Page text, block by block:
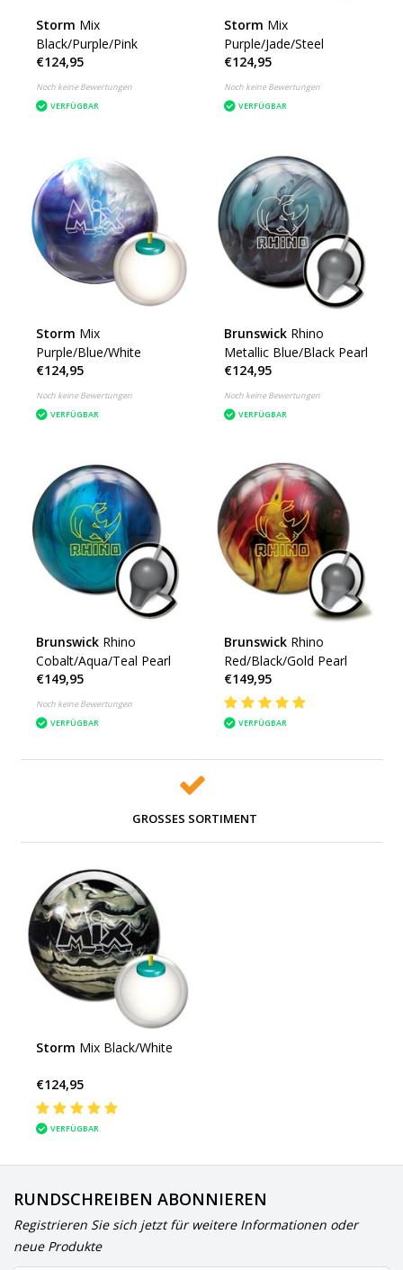
Storm Mix
Black/Purple/Pink
€124,95
Noch keine Bewertungen
VERFÜGBAR
Storm Mix
Purple/Jade/Steel
€124,95
Noch keine Bewertungen
VERFÜGBAR
Storm Mix
Purple/Blue/White
€124,95
Noch keine Bewertungen
VERFÜGBAR
Brunswick Rhino
Metallic Blue/Black Pearl
€124,95
Noch keine Bewertungen
VERFÜGBAR
Brunswick Rhino
Cobalt/Aqua/Teal Pearl
€149,95
Noch keine Bewertungen
VERFÜGBAR
Brunswick Rhino
Red/Black/Gold Pearl
€149,95
VERFÜGBAR
GROSSES SORTIMENT
Storm Mix Black/White
€124,95
VERFÜGBAR
RUNDSCHREIBEN ABONNIEREN
Registrieren Sie sich jetzt für weitere Informationen oder
neue Produkte